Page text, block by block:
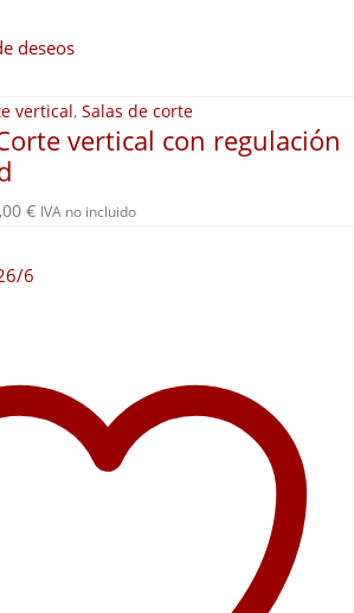
deseos
vertical, Salas de corte
vertical con regulación
€Rango
IVA no incluido